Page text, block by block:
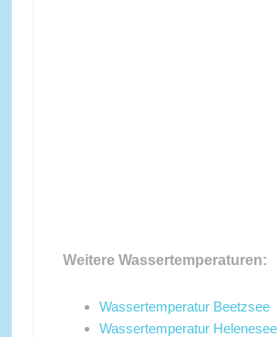
Weitere Wassertemperaturen:
Wassertemperatur Beetzsee
Wassertemperatur Helenesee